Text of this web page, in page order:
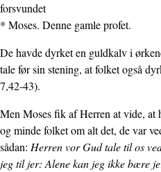
forsvundet
* Moses. Denne gamle profet.
De havde dyrket en guldkalv i
tale før sin stening, at folket også
7,42-43).
Men Moses fik af Herren at vide, at
og minde folket om alt det, de var
sådan: Herren vor Gud tale til os
jeg til jer: Alene kan jeg ikke bære